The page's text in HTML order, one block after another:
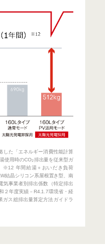
た「エネルギー消費性能計算
使用時のCO2排出量を従来型ガ
年間給湯＋おいだき負荷
結晶シリコン系屋根置き型、南
気事業者別排出係数（特定排出
２年度実績－R4.1.7環境省・経
ガス総排出量算定方法ガイドラ